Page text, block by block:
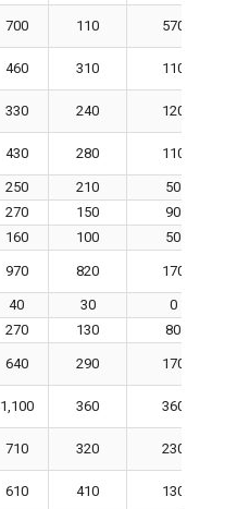
700 110 570
460 310 110
330 240 120
430 280 110
250 210
50
270 150
90
160 100 50
970 820 170
40 30
0
270 130 80
640 290 170
1,100 360 360
710 320 230
610 410 130